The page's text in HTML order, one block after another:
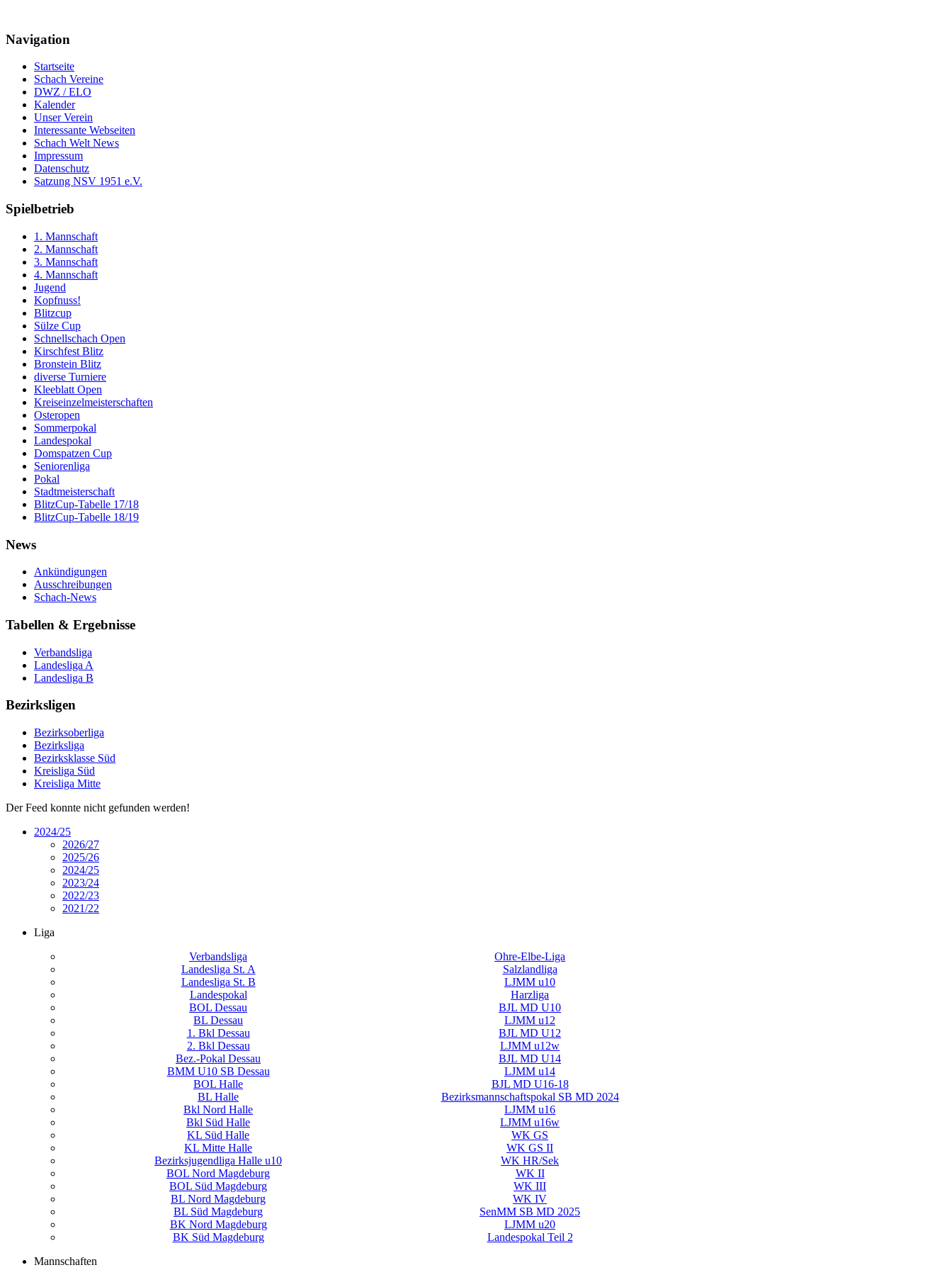
Navigation
Startseite
Schach Vereine
DWZ / ELO
Kalender
Unser Verein
Interessante Webseiten
Schach Welt News
Impressum
Datenschutz
Satzung NSV 1951 e.V.
Spielbetrieb
1. Mannschaft
2. Mannschaft
3. Mannschaft
4. Mannschaft
Jugend
Kopfnuss!
Blitzcup
Sülze Cup
Schnellschach Open
Kirschfest Blitz
Bronstein Blitz
diverse Turniere
Kleeblatt Open
Kreiseinzelmeisterschaften
Osteropen
Sommerpokal
Landespokal
Domspatzen Cup
Seniorenliga
Pokal
Stadtmeisterschaft
BlitzCup-Tabelle 17/18
BlitzCup-Tabelle 18/19
News
Ankündigungen
Ausschreibungen
Schach-News
Tabellen & Ergebnisse
Verbandsliga
Landesliga A
Landesliga B
Bezirksligen
Bezirksoberliga
Bezirksliga
Bezirksklasse Süd
Kreisliga Süd
Kreisliga Mitte
Der Feed konnte nicht gefunden werden!
2024/25
2026/27
2025/26
2024/25
2023/24
2022/23
2021/22
Liga
Verbandsliga
Ohre-Elbe-Liga
Landesliga St. A
Salzlandliga
Landesliga St. B
LJMM u10
Landespokal
Harzliga
BOL Dessau
BJL MD U10
BL Dessau
LJMM u12
1. Bkl Dessau
BJL MD U12
2. Bkl Dessau
LJMM u12w
Bez.-Pokal Dessau
BJL MD U14
BMM U10 SB Dessau
LJMM u14
BOL Halle
BJL MD U16-18
BL Halle
Bezirksmannschaftspokal SB MD 2024
Bkl Nord Halle
LJMM u16
Bkl Süd Halle
LJMM u16w
KL Süd Halle
WK GS
KL Mitte Halle
WK GS II
Bezirksjugendliga Halle u10
WK HR/Sek
BOL Nord Magdeburg
WK II
BOL Süd Magdeburg
WK III
BL Nord Magdeburg
WK IV
BL Süd Magdeburg
SenMM SB MD 2025
BK Nord Magdeburg
LJMM u20
BK Süd Magdeburg
Landespokal Teil 2
Mannschaften